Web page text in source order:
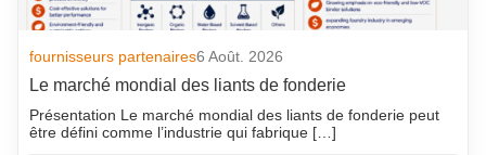
fournisseurs partenaires6 Août. 2026
Le marché mondial des liants de fonderie
Présentation Le marché mondial des liants de fonderie peut
être défini comme l’industrie qui fabrique […]